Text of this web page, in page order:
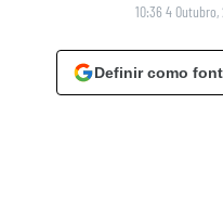
10:36 4 Outubro,
Definir como